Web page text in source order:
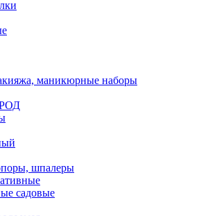
маникюрные наборы
шпалеры
садовые